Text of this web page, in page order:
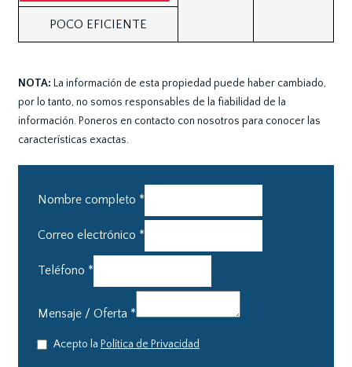
POCO EFICIENTE
NOTA: La información de esta propiedad puede haber cambiado,
por lo tanto, no somos responsables de la fiabilidad de la
información. Poneros en contacto con nosotros para conocer las
características exactas.
Nombre completo *
Correo electrónico *
Teléfono *
Mensaje / Oferta *
Acepto la Política de Privacidad